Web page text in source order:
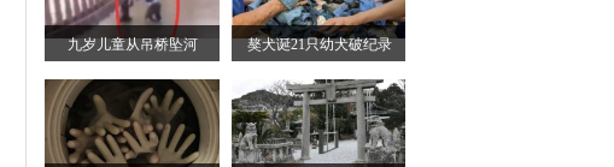
九岁儿童从吊桥坠河 獒犬诞21只幼犬破纪录